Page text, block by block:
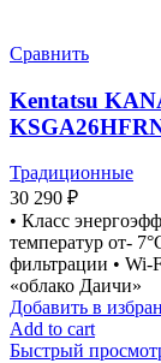
Сравнить
Kentatsu
Традиционные
30 290 ₽
• Класс
температур от-
фильтрации • Wi-
«облако Даичи»
Добавить в
Add to cart
Быстрый